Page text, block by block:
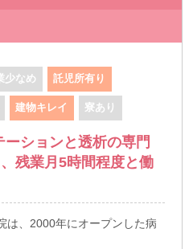
少なめ 託児所有り
建物キレイ 寮あり
ーションと透析の専門
残業月5時間程度と働
は、2000年にオープンした病